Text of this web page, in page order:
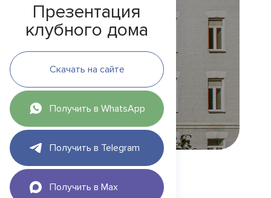
Презентация
клубного дома
Скачать на сайте
Получить в WhatsApp
Получить в Telegram
Получить в Max